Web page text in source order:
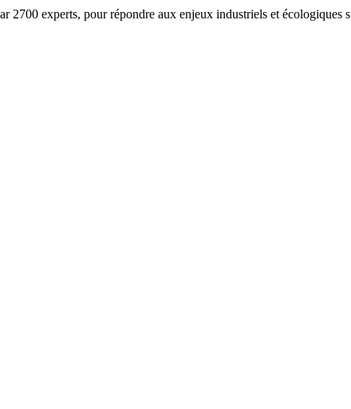
experts, pour répondre aux enjeux industriels et écologiques